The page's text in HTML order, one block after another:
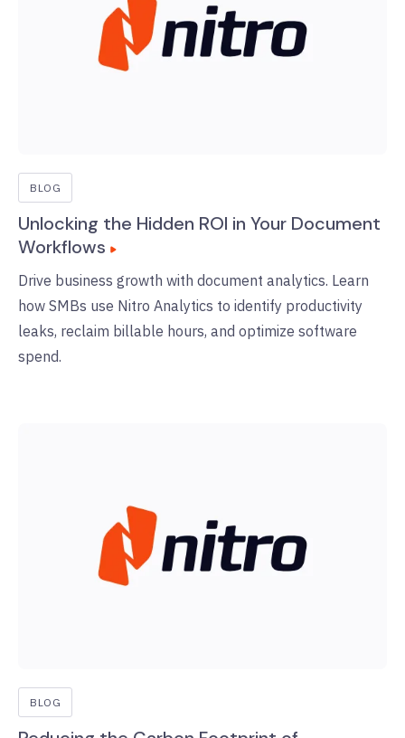
BLOG
Unlocking the Hidden ROI in Your Document
Workflows
Drive business growth with document analytics. Learn
how SMBs use Nitro Analytics to identify productivity
leaks, reclaim billable hours, and optimize software
spend.
BLOG